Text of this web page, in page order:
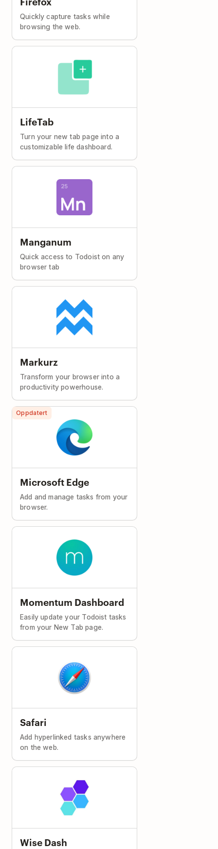
Quickly capture tasks while
browsing the web.
LifeTab
Turn your new tab page into a
customizable life dashboard.
Manganum
Quick access to Todoist on any
browser tab
Markurz
Transform your browser into a
productivity powerhouse.
Microsoft Edge
Add and manage tasks from your
browser.
Oppdatert
Momentum Dashboard
Easily update your Todoist tasks
from your New Tab page.
Safari
Add hyperlinked tasks anywhere
on the web.
Wise Dash